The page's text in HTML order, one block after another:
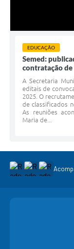
EDUCAÇÃO
Semed:
contratação
A Secretaria
editais de
2025. O
de classificados
As reuniões
Maria de...